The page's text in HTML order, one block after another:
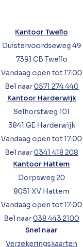
Kantoor Twello
Duistervoordseweg 49
7391 CB Twello
Vandaag open tot 17:00
Bel naar0571 274 440
Kantoor Harderwijk
Selhorstweg 101
3841 GE Harderwijk
Vandaag open tot 17:00
Bel naar0341 418 208
Kantoor Hattem
Dorpsweg 20
8051 XV Hattem
Vandaag open tot 17:00
Bel naar038 443 2100
Snel naar
Verzekeringskaarten